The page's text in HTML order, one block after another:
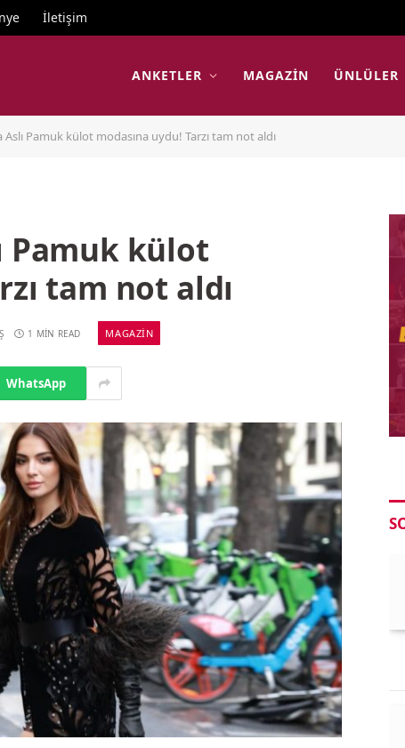
İletişim
ANKETLER MAGAZIN ÜNLÜLER
Pamuk külot modasına uydu! Tarzı tam not aldı
Pamuk külot
tam not aldı
1 MIN READ MAGAZIN
WhatsApp